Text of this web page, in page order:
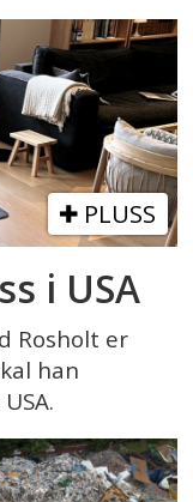
PLUSS
i USA
Rosholt er
han